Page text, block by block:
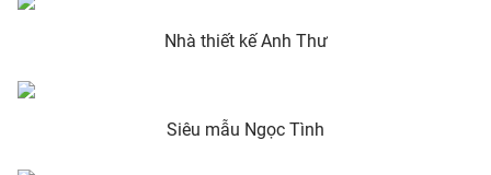
Nhà thiết kế Anh Thư
Siêu mẫu Ngọc Tình